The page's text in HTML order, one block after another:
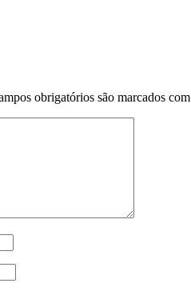
obrigatórios são marcados com